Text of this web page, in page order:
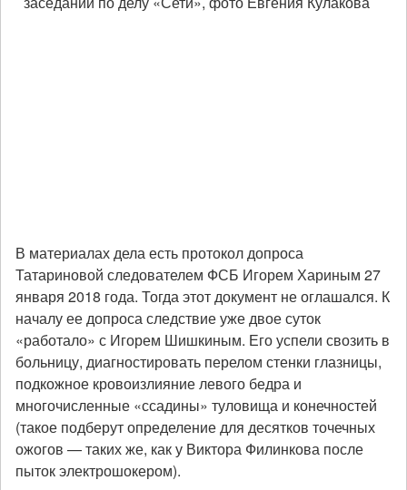
В материалах дела есть протокол допроса
Татариновой следователем ФСБ Игорем Хариным 27
января 2018 года. Тогда этот документ не оглашался. К
началу ее допроса следствие уже двое суток
«работало» с Игорем Шишкиным. Его успели свозить в
больницу, диагностировать перелом стенки глазницы,
подкожное кровоизлияние левого бедра и
многочисленные «ссадины» туловища и конечностей
(такое подберут определение для десятков точечных
ожогов — таких же, как у Виктора Филинкова после
пыток электрошокером).